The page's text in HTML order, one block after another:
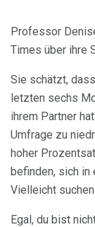
Professor
Times über ihre
Sie schätzt,
letzten sechs
ihrem Partner
Umfrage zu
hoher
befinden, sich in
Vielleicht
Egal, du bist